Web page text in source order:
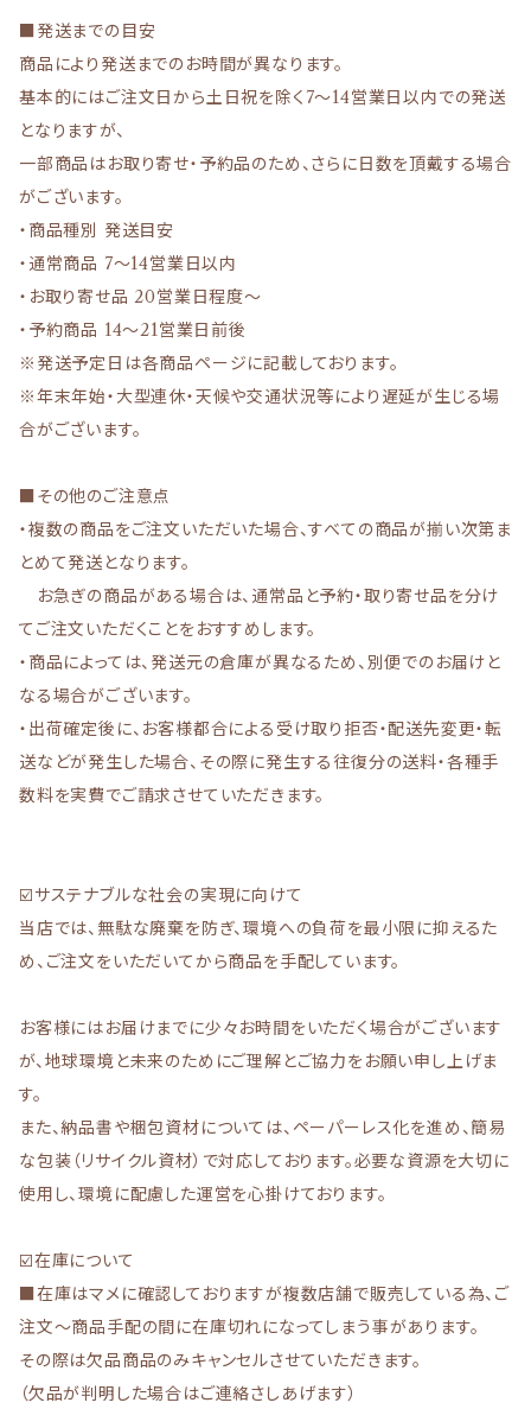
■発送までの目安
商品により発送までのお時間が異なります。
基本的にはご注文日から土日祝を除く7〜14営業日以内での発送
となりますが、
一部商品はお取り寄せ・予約品のため、さらに日数を頂戴する場合
がございます。
・商品種別 発送目安
・通常商品 7〜14営業日以内
・お取り寄せ品 20営業日程度〜
・予約商品 14〜21営業日前後
※発送予定日は各商品ページに記載しております。
※年末年始・大型連休・天候や交通状況等により遅延が生じる場
合がございます。
■その他のご注意点
・複数の商品をご注文いただいた場合、すべての商品が揃い次第ま
とめて発送となります。
お急ぎの商品がある場合は、通常品と予約・取り寄せ品を分け
てご注文いただくことをおすすめします。
・商品によっては、発送元の倉庫が異なるため、別便でのお届けと
なる場合がございます。
・出荷確定後に、お客様都合による受け取り拒否・配送先変更・転
送などが発生した場合、その際に発生する往復分の送料・各種手
数料を実費でご請求させていただきます。
☑️サステナブルな社会の実現に向けて
当店では、無駄な廃棄を防ぎ、環境への負荷を最小限に抑えるた
め、ご注文をいただいてから商品を手配しています。
お客様にはお届けまでに少々お時間をいただく場合がございます
が、地球環境と未来のためにご理解とご協力をお願い申し上げま
す。
また、納品書や梱包資材については、ペーパーレス化を進め、簡易
な包装（リサイクル資材）で対応しております。必要な資源を大切に
使用し、環境に配慮した運営を心掛けております。
☑️在庫について
■在庫はマメに確認しておりますが複数店舗で販売している為、ご
注文～商品手配の間に在庫切れになってしまう事があります。
その際は欠品商品のみキャンセルさせていただきます。
（欠品が判明した場合はご連絡さしあげます）